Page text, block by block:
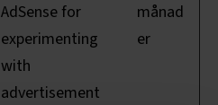
AdSense for
experimenting
with
advertisement
månad
er